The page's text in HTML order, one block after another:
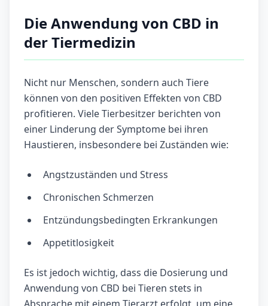
Die Anwendung von CBD in
der Tiermedizin
Nicht nur Menschen, sondern auch Tiere
können von den positiven Effekten von CBD
profitieren. Viele Tierbesitzer berichten von
einer Linderung der Symptome bei ihren
Haustieren, insbesondere bei Zuständen wie:
Angstzuständen und Stress
Chronischen Schmerzen
Entzündungsbedingten Erkrankungen
Appetitlosigkeit
Es ist jedoch wichtig, dass die Dosierung und
Anwendung von CBD bei Tieren stets in